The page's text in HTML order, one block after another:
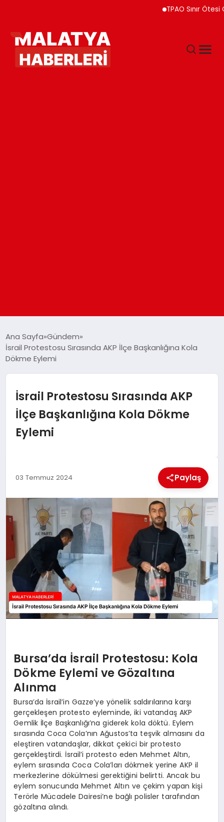
TPAO Sınır Ötesi
GÜNDEM
DÜNYA
EĞITIM
MAGAZIN
SAĞLIK
SIYASET
SPOR
TEKNOLOJI
Ana Sayfa Gündem
İsrail Protestosu Sırasında AKP İlçe Başkanlığına Kola
Dökme Eylemi
İsrail Protestosu Sırasında AKP
İlçe Başkanlığına Kola Dökme
Eylemi
03 Temmuz 2024 Paylaş
Bursa’da İsrail Protestosu: Kola
Dökme Eylemi ve Gözaltına
Alınma
Bursa’da İsrail’in Gazze’ye yönelik saldırılarına karşı
gerçekleşen protesto eyleminde, iki vatandaş AKP
Gemlik İlçe Başkanlığı’na giderek kola döktü. Eylem
sırasında Coca Cola’nın Ağustos’ta teşvik almasını da
eleştiren vatandaşlar, dikkat çekici bir protesto
gerçekleştirdi. İsrail’i protesto eden Mehmet Altın,
eylem sırasında Coca Cola’ları dökmek yerine AKP il
merkezlerine dökülmesi gerektiğini belirtti. Ancak bu
eylem sonucunda Mehmet Altın ve çekim yapan kişi
Terörle Mücadele Dairesi’ne bağlı polisler tarafından
gözaltına alındı.